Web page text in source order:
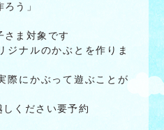
う」
さま対象です
ジナルのかぶとを作りま
際にかぶって遊ぶことが
しください要予約